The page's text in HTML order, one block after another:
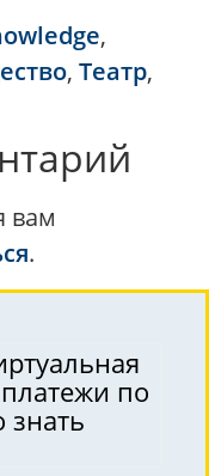
,
, Театр,
вам
.